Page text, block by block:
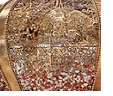
청소기 등 다양한데요. 결혼전
단 하나의 프리미엄 선물을 한